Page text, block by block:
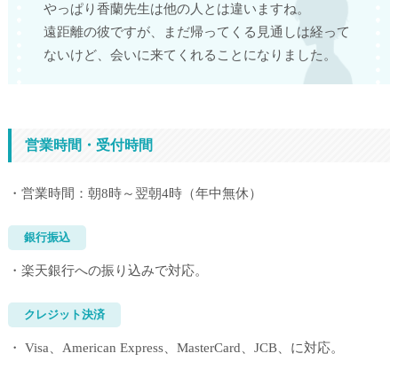
やっぱり香蘭先生は他の人とは違いますね。
遠距離の彼ですが、まだ帰ってくる見通しは経って
ないけど、会いに来てくれることになりました。
営業時間・受付時間
・営業時間：朝8時～翌朝4時（年中無休）
銀行振込
・楽天銀行への振り込みで対応。
クレジット決済
・ Visa、American Express、MasterCard、JCB、に対応。